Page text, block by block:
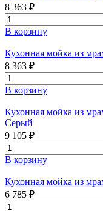
8 363 ₽
В корзину
Кухонная мойка из
8 363 ₽
В корзину
Кухонная мойка из
Серый
9 105 ₽
В корзину
Кухонная мойка из
6 785 ₽